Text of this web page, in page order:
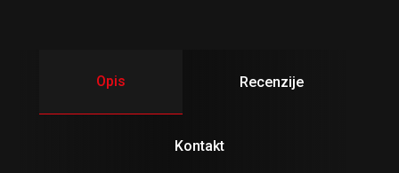
Opis Recenzije
Kontakt